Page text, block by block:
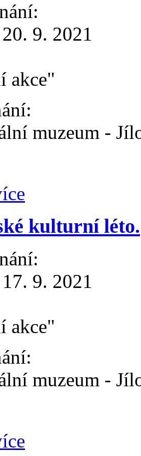
9. 2021
akce"
muzeum -
kulturní léto.
9. 2021
akce"
muzeum -